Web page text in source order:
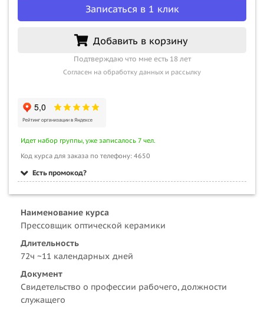
Записаться в 1 клик
Добавить в корзину
Подтверждаю что мне есть 18 лет
Согласен на обработку данных и рассылку
Идет набор группы, уже записалось 7 чел.
Код курса для заказа по телефону: 4650
Есть промокод?
Наименование курса
Прессовщик оптической керамики
Длительность
72ч ~11 календарных дней
Документ
Свидетельство о профессии рабочего, должности
служащего